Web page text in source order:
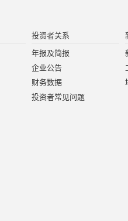
投资者关系
年报及简报
企业公告
财务数据
投资者常见问题